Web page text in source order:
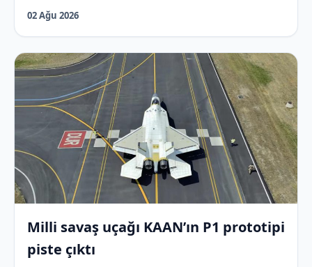
02 Ağu 2026
Milli savaş uçağı KAAN’ın P1 prototipi
piste çıktı